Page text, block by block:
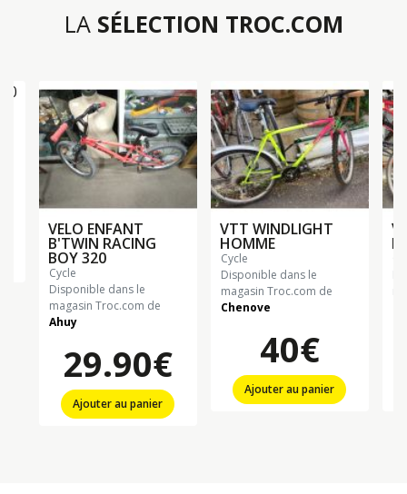
LA SÉLECTION TROC.COM
VELO ENFANT
B'TWIN RACING
BOY 320
cycle
Disponible dans le
magasin Troc.com de
Ahuy
29.90€
Ajouter au panier
VTT WINDLIGHT
HOMME
cycle
Disponible dans le
magasin Troc.com de
Chenove
40€
Ajouter au panier